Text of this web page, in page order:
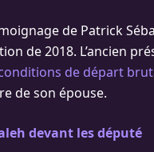
de Patrick
de 2018. L’ancien
de départ
de son épouse.
devant les député